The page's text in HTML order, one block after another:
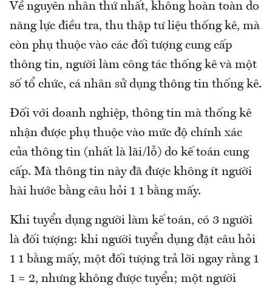
Về nguyên nhân thứ nhất, không hoàn toàn do
năng lực điều tra, thu thập tư liệu thống kê, mà
còn phụ thuộc vào các đối tượng cung cấp
thông tin, người làm công tác thống kê và một
số tổ chức, cá nhân sử dụng thông tin thống kê.
Đối với doanh nghiệp, thông tin mà thống kê
nhận được phụ thuộc vào mức độ chính xác
của thông tin (nhất là lãi/lỗ) do kế toán cung
cấp. Mà thông tin này đã được không ít người
hài hước bằng câu hỏi 1 1 bằng mấy.
Khi tuyển dụng người làm kế toán, có 3 người
là đối tượng: khi người tuyển dụng đặt câu hỏi
1 1 bằng mấy, một đối tượng trả lời ngay rằng 1
1 = 2, nhưng không được tuyển; một người